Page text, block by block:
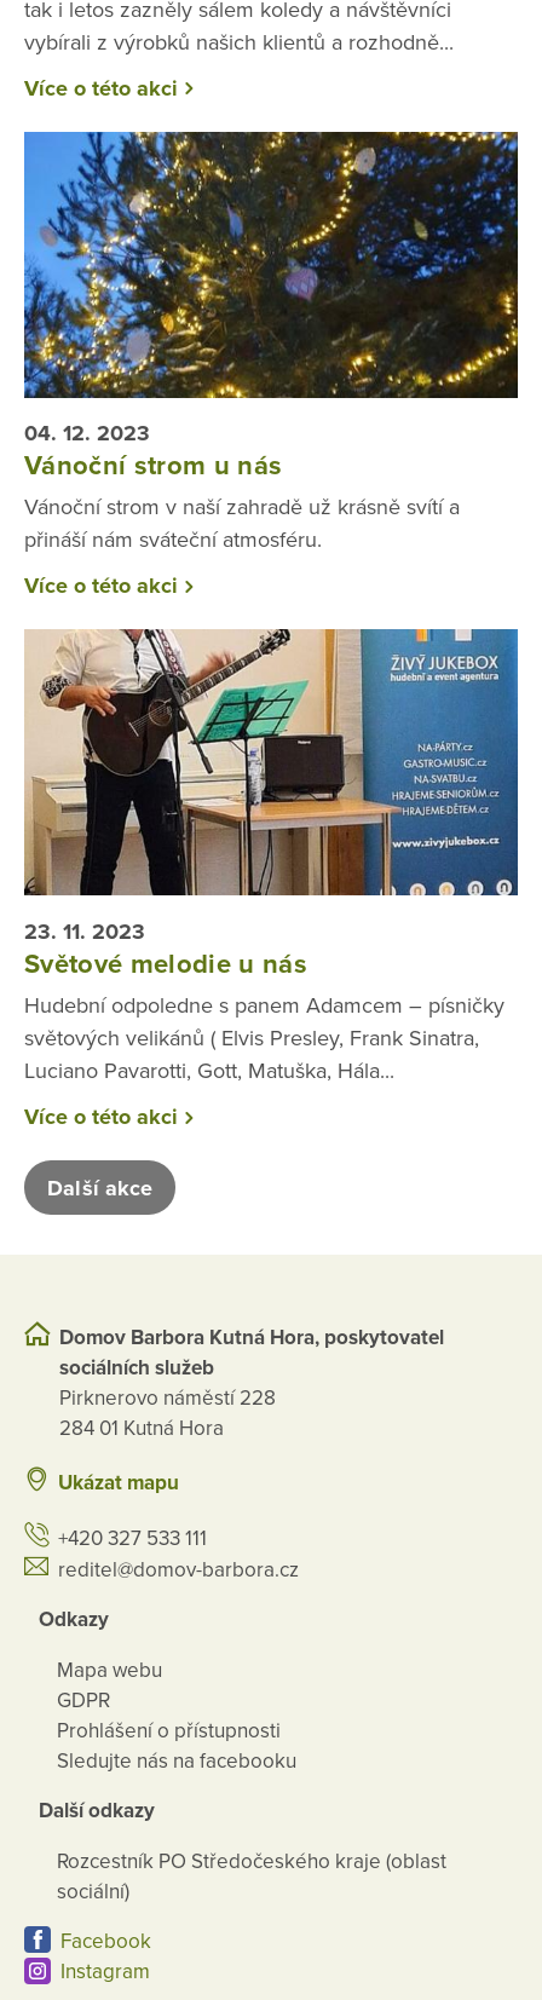
tak i letos zazněly sálem koledy a návštěvníci
vybírali z výrobků našich klientů a rozhodně...
Více o této akci
04. 12. 2023
Vánoční strom u nás
Vánoční strom v naší zahradě už krásně svítí a
přináší nám sváteční atmosféru.
Více o této akci
23. 11. 2023
Světové melodie u nás
Hudební odpoledne s panem Adamcem – písničky
světových velikánů ( Elvis Presley, Frank Sinatra,
Luciano Pavarotti, Gott, Matuška, Hála...
Více o této akci
Další akce
Domov Barbora Kutná Hora, poskytovatel
sociálních služeb
Pirknerovo náměstí 228
284 01 Kutná Hora
Ukázat mapu
+420 327 533 111
reditel@domov-barbora.cz
Odkazy
Mapa webu
GDPR
Prohlášení o přístupnosti
Sledujte nás na facebooku
Další odkazy
Rozcestník PO Středočeského kraje (oblast
sociální)
Facebook
Instagram